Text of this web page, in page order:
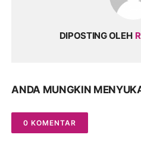
DIPOSTING OLEH
ANDA MUNGKIN
0 KOMENTAR